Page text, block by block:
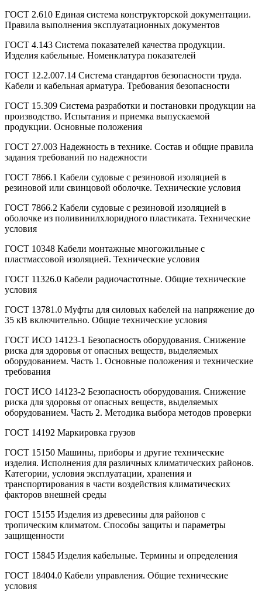
ГОСТ 2.610 Единая система конструкторской документации.
Правила выполнения эксплуатационных документов
ГОСТ 4.143 Система показателей качества продукции.
Изделия кабельные. Номенклатура показателей
ГОСТ 12.2.007.14 Система стандартов безопасности труда.
Кабели и кабельная арматура. Требования безопасности
ГОСТ 15.309 Система разработки и постановки продукции на
производство. Испытания и приемка выпускаемой
продукции. Основные положения
ГОСТ 27.003 Надежность в технике. Состав и общие правила
задания требований по надежности
ГОСТ 7866.1 Кабели судовые с резиновой изоляцией в
резиновой или свинцовой оболочке. Технические условия
ГОСТ 7866.2 Кабели судовые с резиновой изоляцией в
оболочке из поливинилхлоридного пластиката. Технические
условия
ГОСТ 10348 Кабели монтажные многожильные с
пластмассовой изоляцией. Технические условия
ГОСТ 11326.0 Кабели радиочастотные. Общие технические
условия
ГОСТ 13781.0 Муфты для силовых кабелей на напряжение до
35 кВ включительно. Общие технические условия
ГОСТ ИСО 14123-1 Безопасность оборудования. Снижение
риска для здоровья от опасных веществ, выделяемых
оборудованием. Часть 1. Основные положения и технические
требования
ГОСТ ИСО 14123-2 Безопасность оборудования. Снижение
риска для здоровья от опасных веществ, выделяемых
оборудованием. Часть 2. Методика выбора методов проверки
ГОСТ 14192 Маркировка грузов
ГОСТ 15150 Машины, приборы и другие технические
изделия. Исполнения для различных климатических районов.
Категории, условия эксплуатации, хранения и
транспортирования в части воздействия климатических
факторов внешней среды
ГОСТ 15155 Изделия из древесины для районов с
тропическим климатом. Способы защиты и параметры
защищенности
ГОСТ 15845 Изделия кабельные. Термины и определения
ГОСТ 18404.0 Кабели управления. Общие технические
условия